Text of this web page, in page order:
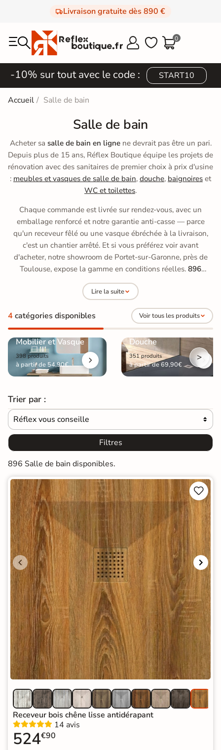
Livraison gratuite dès 890 €
  0
-10% sur tout avec le code : START10
Accueil Salle de bain
Salle de bain
Acheter sa salle de bain en lignene devrait pas être un pari.
Depuis plus de 15 ans, Réflex Boutique équipe les projets de
rénovation avec des sanitaires de premier choix à prix d'usine
: meubles et vasques de salle de bain, douche, baignoires et
WC et toilettes.
Chaque commande est livrée sur rendez-vous, avec un
emballage renforcé et notre garantie anti-casse — parce
qu'un receveur fêlé ou une vasque ébréchée à la livraison,
c'est un chantier arrêté. Et si vous préférez voir avant
d'acheter, notre showroom de Portet-sur-Garonne, près de
Toulouse, expose la gamme en conditions réelles. 896
disponibles dans cette sélection.
Lire la suite
4 catégories disponibles Voir tous les produits
Mobilier et Vasque
398 produits
à partir de 54,90€
Douche
351 produits
à partir de 69,90€
>
Trier par :
Réflex vous conseille 
Filtres
896 Salle de bain disponibles.


Receveur bois chêne lisse antidérapant
14 avis
524€90